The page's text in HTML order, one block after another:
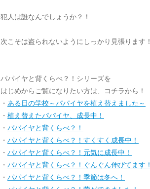
犯人は誰なんでしょうか？！
次こそは盗られないようにしっかり見張ります！
パパイヤと背くらべ？！シリーズを
はじめからご覧になりたい方は、コチラから！
・ ある日の学校～パパイヤを植え替えました～
・ 植え替えたパパイヤ、成長中！
・ パパイヤと背くらべ？！
・ パパイヤと背くらべ？！すくすく成長中！
・ パパイヤと背くらべ？！元気に成長中！
・ パパイヤと背くらべ？！ぐんぐん伸びてます！
・ パパイヤと背くらべ？！季節は冬へ！